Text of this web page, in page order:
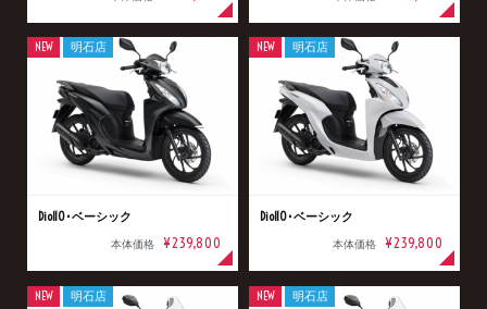
Dio110･ベーシック
本体価格 ¥239,800
NEW 明石店
Dio110･ベーシック
本体価格 ¥239,800
NEW 明石店
NEW 明石店 NEW 明石店